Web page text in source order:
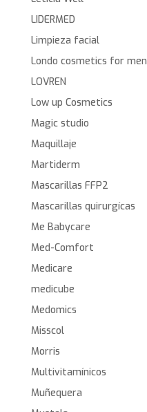
LIDERMED
Limpieza facial
Londo cosmetics for men
LOVREN
Low up Cosmetics
Magic studio
Maquillaje
Martiderm
Mascarillas FFP2
Mascarillas quirurgícas
Me Babycare
Med-Comfort
Medicare
medicube
Medomics
Misscol
Morris
Multivitamínicos
Muñequera